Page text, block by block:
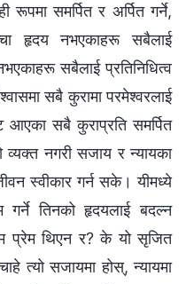
समर्पित र अर्पित गर्ने,
हृदय नभएकाहरू सबैलाई
सबैलाई प्रतिनिधित्व
सबै कुरामा परमेश्‍वरलाई
आएका सबै कुराप्रति समर्पित
नगरी सजाय र न्यायका
स्वीकार गर्न सके। यीमध्ये
तिनको हृदयलाई बदल्न
प्रेम थिएन र? के यो सृजित
त्यो सजायमा होस्, न्यायमा